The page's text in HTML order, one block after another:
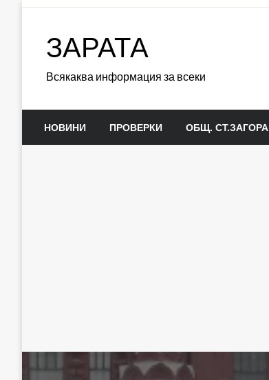
ЗАРАТА
Всякаква информация за всеки
НОВИНИ ПРОВЕРКИ ОБЩ. СТ.ЗАГОРА